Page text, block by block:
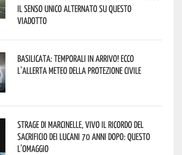
il senso unico alternato su questo
viadotto
Basilicata: temporali in arrivo! Ecco
l’allerta meteo della Protezione civile
Strage di Marcinelle, vivo il ricordo del
sacrificio dei lucani 70 anni dopo: questo
l’omaggio